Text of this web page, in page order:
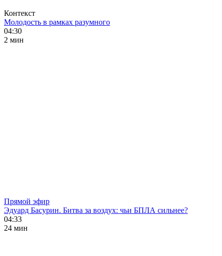
Контекст
Молодость в рамках разумного
04:30
2 мин
Прямой эфир
Эдуард Басурин. Битва за воздух: чьи БПЛА сильнее?
04:33
24 мин